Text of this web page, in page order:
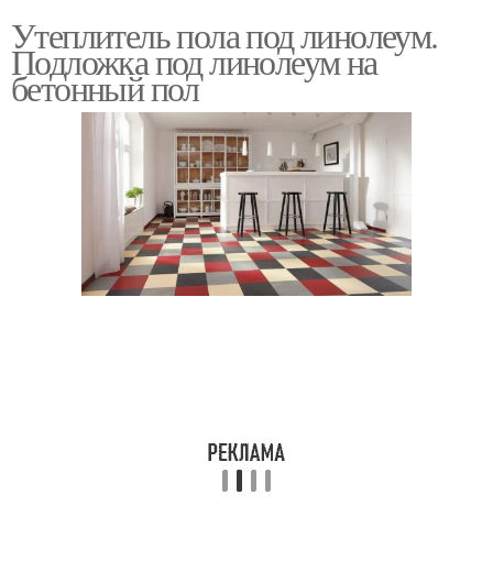
Утеплитель пола под линолеум.
Подложка под линолеум на
бетонный пол